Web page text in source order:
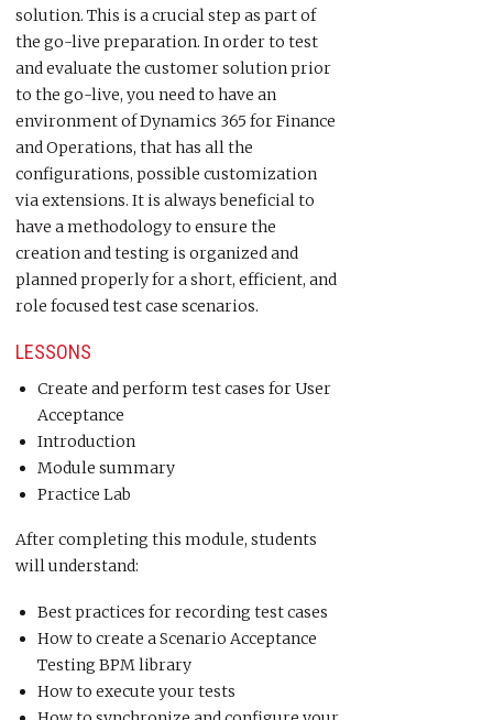
solution. This is a crucial step as part of
the go-live preparation. In order to test
and evaluate the customer solution prior
to the go-live, you need to have an
environment of Dynamics 365 for Finance
and Operations, that has all the
configurations, possible customization
via extensions. It is always beneficial to
have a methodology to ensure the
creation and testing is organized and
planned properly for a short, efficient, and
role focused test case scenarios.
LESSONS
Create and perform test cases for User
Acceptance
Introduction
Module summary
Practice Lab
After completing this module, students
will understand:
Best practices for recording test cases
How to create a Scenario Acceptance
Testing BPM library
How to execute your tests